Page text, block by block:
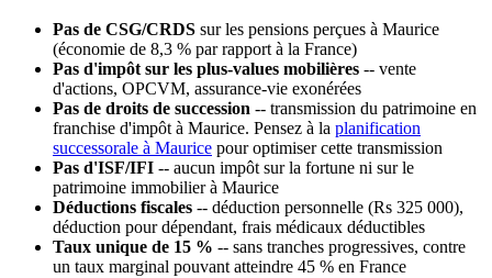
Pas de CSG/CRDS sur les pensions perçues à Maurice
(économie de 8,3 % par rapport à la France)
Pas d'impôt sur les plus-values mobilières -- vente
d'actions, OPCVM, assurance-vie exonérées
Pas de droits de succession -- transmission du patrimoine en
franchise d'impôt à Maurice. Pensez à la planification
successorale à Maurice pour optimiser cette transmission
Pas d'ISF/IFI -- aucun impôt sur la fortune ni sur le
patrimoine immobilier à Maurice
Déductions fiscales -- déduction personnelle (Rs 325 000),
déduction pour dépendant, frais médicaux déductibles
Taux unique de 15 % -- sans tranches progressives, contre
un taux marginal pouvant atteindre 45 % en France